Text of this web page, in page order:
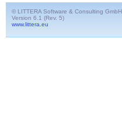
© LITTERA Software & Consulting GmbH
Version 6.1 (Rev. 5)
www.littera.eu